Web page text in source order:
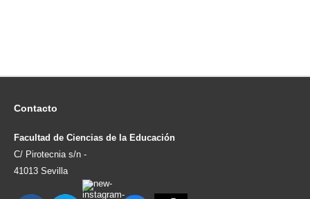
Contacto
Facultad de Ciencias de la Educación
C/ Pirotecnia s/n -
41013 Sevilla